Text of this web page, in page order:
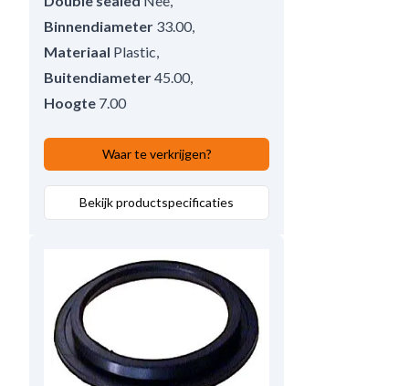
Binnendiameter 33.00,
Materiaal Plastic,
Buitendiameter45.00,
Hoogte 7.00
Waar te verkrijgen?
Bekijk productspecificaties